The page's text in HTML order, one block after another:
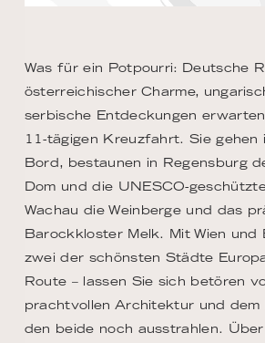
Was für ein Potpourri: Deutsche
österreichischer Charme,
serbische Entdeckungen
11-tägigen Kreuzfahrt. Sie gehen
Bord, bestaunen in Regensburg
Dom und die UNESCO-
Wachau die Weinberge und das
Barockkloster Melk. Mit Wien und
zwei der schönsten Städte
Route – lassen Sie sich betören
prachtvollen Architektur und dem
den beide noch ausstrahlen.